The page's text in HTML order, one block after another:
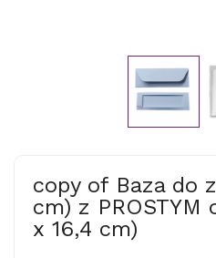
copy of Baza do
cm) z PROSTYM
x 16,4 cm)